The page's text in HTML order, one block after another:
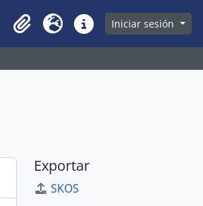
Clipboard
Idioma Enlaces rápidos
Iniciar sesión
Exportar
SKOS